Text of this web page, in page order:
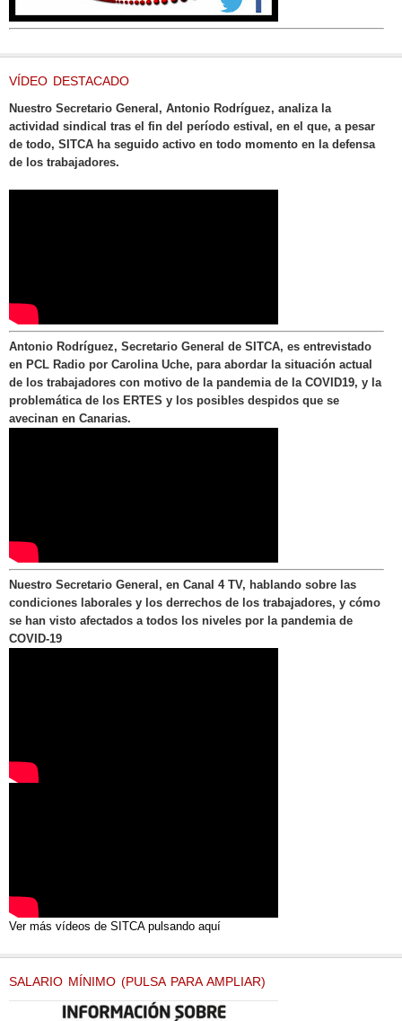
VÍDEO DESTACADO
Nuestro Secretario General, Antonio Rodríguez, analiza la
actividad sindical tras el fin del período estival, en el que, a pesar
de todo, SITCA ha seguido activo en todo momento en la defensa
de los trabajadores.
Antonio Rodríguez, Secretario General de SITCA, es entrevistado
en PCL Radio por Carolina Uche, para abordar la situación actual
de los trabajadores con motivo de la pandemia de la COVID19, y la
problemática de los ERTES y los posibles despidos que se
avecinan en Canarias.
Nuestro Secretario General, en Canal 4 TV, hablando sobre las
condiciones laborales y los derrechos de los trabajadores, y cómo
se han visto afectados a todos los niveles por la pandemia de
COVID-19
Ver más vídeos de SITCA pulsando aquí
SALARIO MÍNIMO (PULSA PARA AMPLIAR)